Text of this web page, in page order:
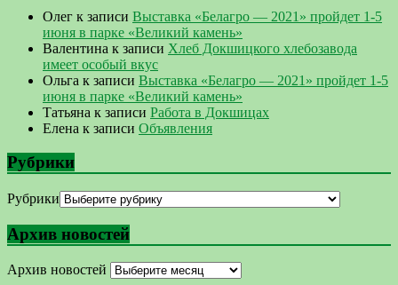
Олег к записи Выставка «Белагро — 2021» пройдет 1-5
июня в парке «Великий камень»
Валентина к записи Хлеб Докшицкого хлебозавода
имеет особый вкус
Ольга к записи Выставка «Белагро — 2021» пройдет 1-5
июня в парке «Великий камень»
Татьяна к записи Работа в Докшицах
Елена к записи Объявления
Рубрики
Рубрики
Архив новостей
Архив новостей